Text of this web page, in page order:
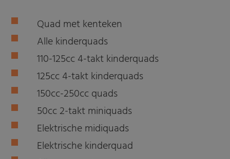
Quad met kenteken
Alle kinderquads
110-125cc 4-takt kinderquads
125cc 4-takt kinderquads
150cc-250cc quads
50cc 2-takt miniquads
Elektrische midiquads
Elektrische kinderquad